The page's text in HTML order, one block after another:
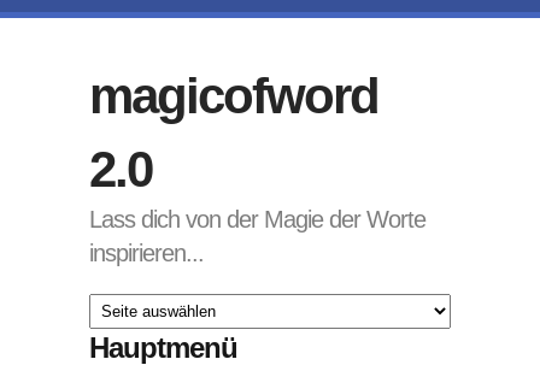
magicofword
2.0
Lass dich von der Magie der Worte
inspirieren...
Hauptmenü